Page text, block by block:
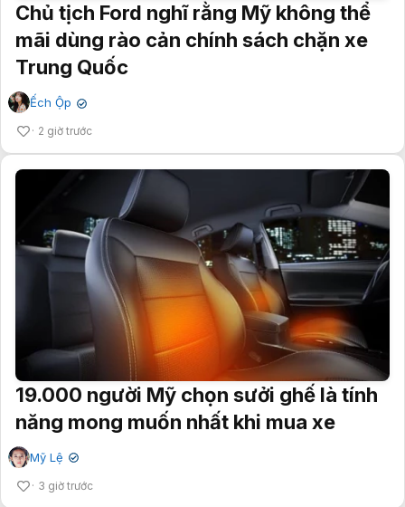
Chủ tịch Ford nghĩ rằng Mỹ không thể
mãi dùng rào cản chính sách chặn xe
Trung Quốc
Ếch Ộp ✔
2 giờ trước
19.000 người Mỹ chọn sưởi ghế là tính
năng mong muốn nhất khi mua xe
Mỹ Lệ ✔
3 giờ trước